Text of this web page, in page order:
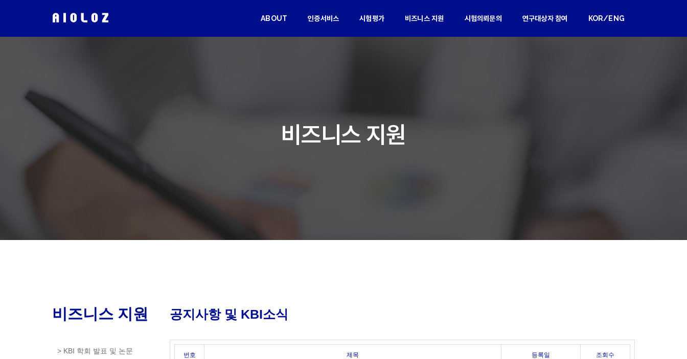
ABOUT 인증서비스 시험평가 비즈니스 지원 시험의뢰문의 연구대상자 참여 KOR/ENG
비즈니스 지원
비즈니스 지원
> KBI 학회 발표 및 논문
공지사항 및 KBI소식
번호 제목 등록일 조회수